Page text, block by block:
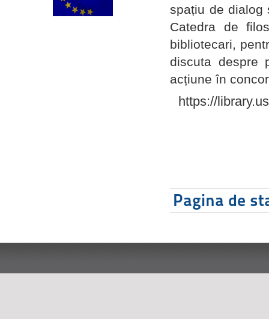
spațiu de dialog
Catedra de
bibliotecari,
discuta despre
acțiune în
https://
Pagina de